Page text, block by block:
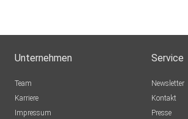
Unternehmen
Team
Karriere
Impressum
Service
Newsletter
Kontakt
Presse